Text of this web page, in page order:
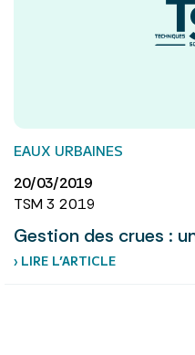
EAUX URBAINES
20/03/2019
TSM 3 2019
Gestion des crues :
› LIRE L’ARTICLE